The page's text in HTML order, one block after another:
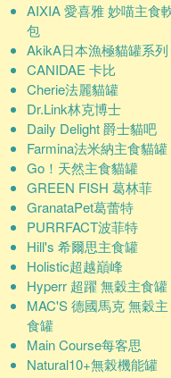
AIXIA 愛喜雅 妙喵主食
包
AkikA日本漁極貓罐系列
CANIDAE 卡比
Cherie法麗貓罐
Dr.Link林克博士
Daily Delight 爵士貓吧
Farmina法米納主食貓罐
Go！天然主食貓罐
GREEN FISH 葛林菲
GranataPet葛蕾特
PURRFACT波菲特
Hill's 希爾思主食罐
Holistic超越巔峰
Hyperr 超躍 無穀主食罐
MAC'S 德國馬克 無穀主
食罐
Main Course每客思
Natural10+無榖機能罐